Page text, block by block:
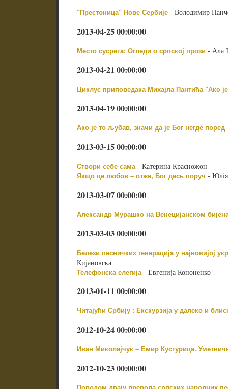
"Престоница" Нове Сербије- Володимир
2013-04-25 00:00:00
Место сусрета: Огледи о српској прози - Ала
2013-04-21 00:00:00
Циклус приповедака Михајла Пантића "Ако
2013-04-19 00:00:00
Ако je то љубав, значи да је Бог негде поред
2013-03-15 00:00:00
Створи себе сама- Катерина Красножон
Якщо це любов – отже, Бог десь поруч -
2013-03-07 00:00:00
Александр Мурашко на Венецијанском
2013-03-03 00:00:00
Белези песничких генерација у најновијој
Кијановска
Телефонска елегија- Евгенија Кононенко
2013-01-11 00:00:00
Читајући Србију : Екскурзија у далеко и
2012-10-24 00:00:00
Иван Миколајчук – Емир Кустурица.
2012-10-23 00:00:00